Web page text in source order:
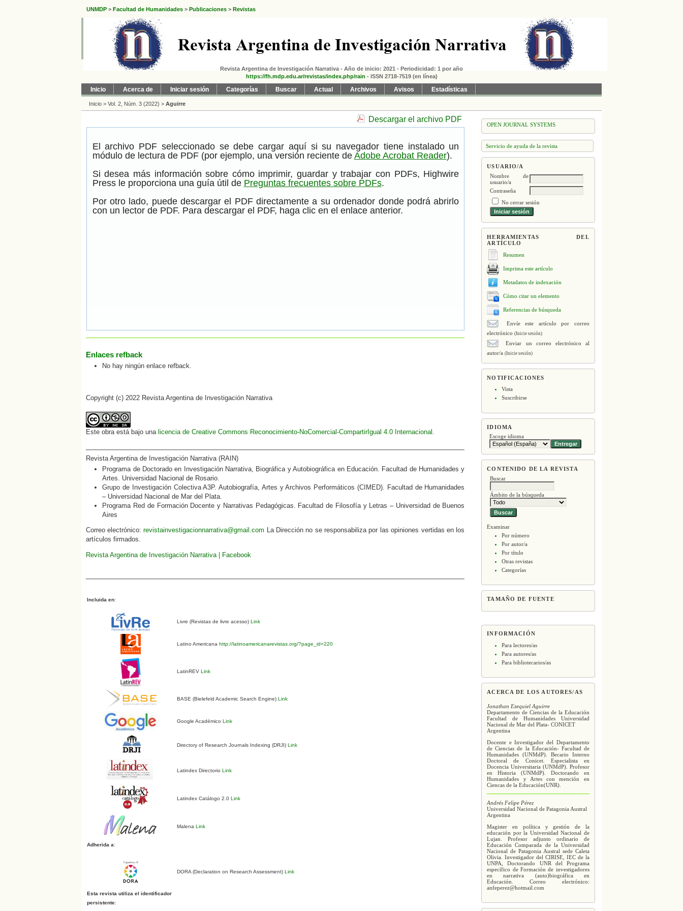
UNMDP > Facultad de Humanidades > Publicaciones > Revistas
Revista Argentina de Investigación Narrativa - Año de inicio: 2021 - Periodicidad: 1 por año
https://fh.mdp.edu.ar/revistas/index.php/rain - ISSN 2718-7519 (en línea)
OPEN JOURNAL SYSTEMS
Servicio de ayuda de la revista
USUARIO/A
Nombre de
usuario/a
Contraseña
No cerrar sesión
HERRAMIENTAS DEL
ARTÍCULO
Resumen
Imprima este artículo
Metadatos de indexación
Cómo citar un elemento
Referencias de búsqueda
Envíe este artículo por correo
electrónico(Inicie sesión)
Enviar un correo electrónico al
autor/a(Inicie sesión)
NOTIFICACIONES
Vista
Suscribirse
IDIOMA
Escoge idioma
CONTENIDO DE LA REVISTA
Buscar
Ámbito de la búsqueda
Examinar
Por número
Por autor/a
Por título
Otras revistas
Categorías
TAMAÑO DE FUENTE
INFORMACIÓN
Para lectores/as
Para autores/as
Para bibliotecarios/as
ACERCA DE LOS AUTORES/AS
Jonathan Ezequiel Aguirre
Departamento de Ciencias de la Educación
Facultad de Humanidades Universidad
Nacional de Mar del Plata- CONICET
Argentina
Docente e Investigador del Departamento
de Ciencias de la Educación- Facultad de
Humanidades (UNMdP). Becario Interno
Doctoral de Conicet. Especialista en
Docencia Universitaria (UNMdP). Profesor
en Historia (UNMdP). Doctorando en
Humanidades y Artes con mención en
Ciencas de la Educación(UNR).
Andrés Felipe Pérez
Universidad Nacional de Patagonia Austral
Argentina
Magister en política y gestión de la
educación por la Universidad Nacional de
Lujan. Profesor adjunto ordinario de
Educación Comparada de la Universidad
Nacional de Patagonia Austral sede Caleta
Olivia. Investigador del CIRISE, IEC de la
UNPA, Doctorando UNR del Programa
específico de Formación de investigadores
en narrativa (auto)biográfica en
Educación. Correo electrónico:
anfeperez@hotmail.com
Inicio Acerca de Iniciar sesión Categorías Buscar Actual Archivos Avisos Estadísticas
Inicio > Vol. 2, Núm. 3 (2022) > Aguirre
Descargar el archivo PDF
El archivo PDF seleccionado se debe cargar aquí si su navegador tiene instalado un
módulo de lectura de PDF (por ejemplo, una versión reciente deAdobe Acrobat Reader).
Si desea más información sobre cómo imprimir, guardar y trabajar con PDFs, Highwire
Press le proporciona una guía útil de Preguntas frecuentes sobre PDFs.
Por otro lado, puede descargar el PDF directamente a su ordenador donde podrá abrirlo
con un lector de PDF. Para descargar el PDF, haga clic en el enlace anterior.
Enlaces refback
No hay ningún enlace refback.
Copyright (c) 2022 Revista Argentina de Investigación Narrativa
Este obra está bajo una licencia de Creative Commons Reconocimiento-NoComercial-CompartirIgual 4.0 Internacional .
Revista Argentina de Investigación Narrativa (RAIN)
Programa de Doctorado en Investigación Narrativa, Biográfica y Autobiográfica en Educación. Facultad de Humanidades y
Artes. Universidad Nacional de Rosario.
Grupo de Investigación Colectiva A3P. Autobiografía, Artes y Archivos Performáticos (CIMED). Facultad de Humanidades
– Universidad Nacional de Mar del Plata.
Programa Red de Formación Docente y Narrativas Pedagógicas. Facultad de Filosofía y Letras – Universidad de Buenos
Aires
Correo electrónico:revistainvestigacionnarrativa@gmail.com La Dirección no se responsabiliza por las opiniones vertidas en los
artículos firmados.
Revista Argentina de Investigación Narrativa | Facebook
Incluida en:
Livre (Revistas de livre acesso)Link
Latino Americana http://latinoamericanarevistas.org/?page_id=220
LatinREVLink
BASE (Bielefeld Academic Search Engine)Link
Google Académico Link
Directory of Research Journals Indexing (DRJI) Link
Latindex Directorio Link
Latindex Catálogo 2.0 Link
Malena Link
Adherida a:
DORA (Declaration on Research Assessment) Link
Esta revista utiliza el identificador
persistente: